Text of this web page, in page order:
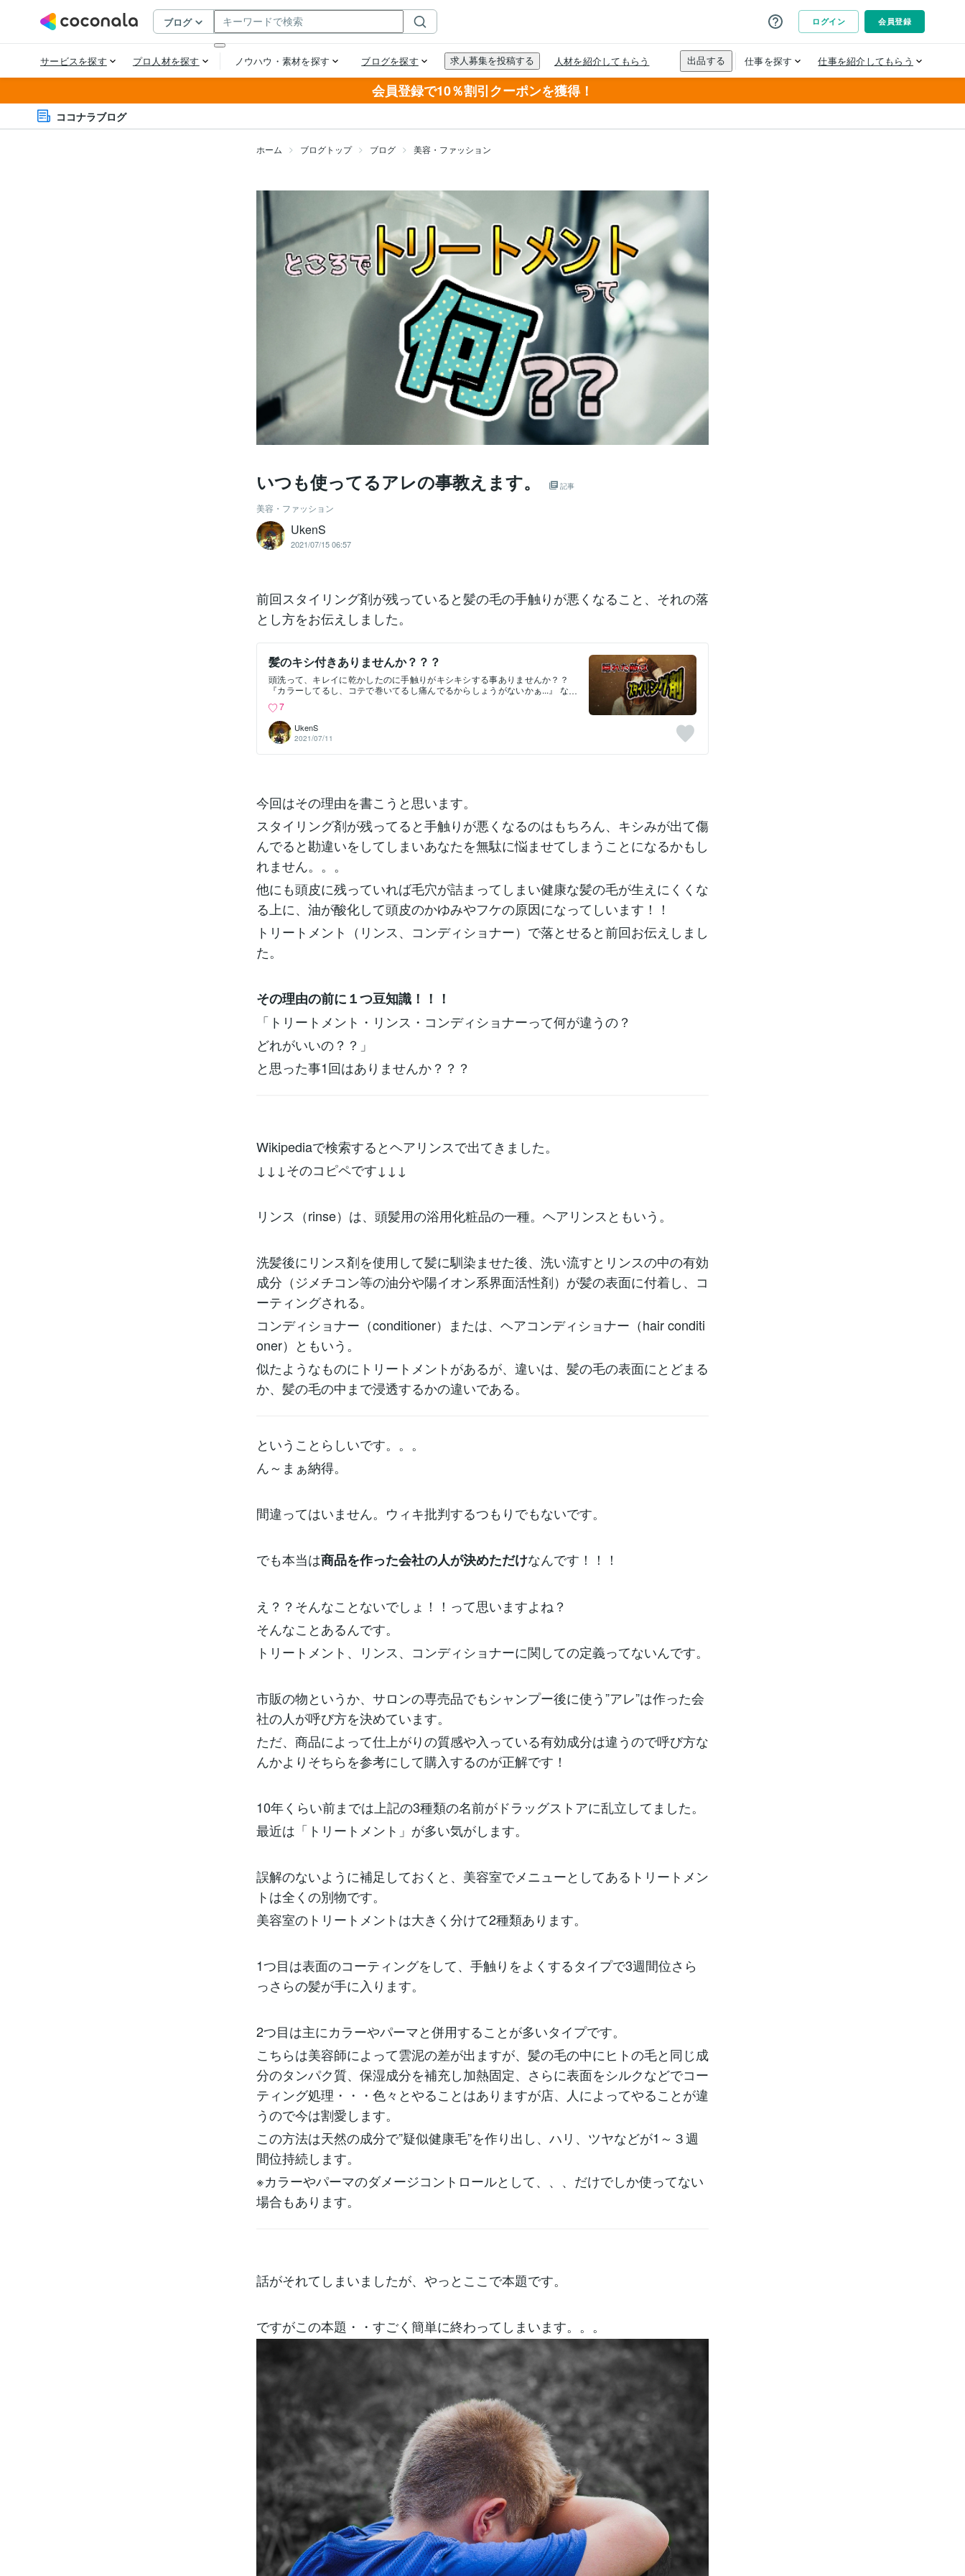
会員登録で10％割引クーポンを獲得！
ココナラブログ
ホーム ブログトップ ブログ 美容・ファッション
いつも使ってるアレの事教えます。 記事
美容・ファッション
UkenS
2021/07/15 06:57
前回スタイリング剤が残っていると髪の毛の手触りが悪くなること、それの落
とし方をお伝えしました。
髪のキシ付きありませんか？？？
頭洗って、キレイに乾かしたのに手触りがキシキシする事ありませんか？？
『カラーしてるし、コテで巻いてるし痛んでるからしょうがないかぁ...』 な
改善されるとしたら知りたいですよね？ もちろん絶対ではないです。 でもあ
なたが毎日のセットの仕上げに 《ヘアスプレー》 を使っているとしたらこの
後で紹介する方法で手触りがグンとよくなりますよ！！ 長く読むのがめんど
くさいあなたのために手触りが悪くなる[原因]や、 よくなる[理由]を説明する
前に ほとんど誰でも家にあるもので手触りを良くする！ 誰でもできるやり方
アレ）を毛先やスタイリング剤を付けた所を中心に髪にもみこむようになじ
ませます。③毛先から徐々に手グシを通していき、根元から絡まらずに毛先
まで手グシが通るようになったらシャワーでしっかり流します。④いつもと
同じようにシャンプー、トリートメントをして流します。※ここで1つ注意点※
シャンプーは髪の毛全体に泡が立ったら”頭皮”をしっかり洗ってください！ト
リートメントは根元にベッタリ付けないようにするのが”美髪”のコツです。ト
リートメントが流し切れていないとベタつきや、毛穴詰まりの原因になりま
す。⑤髪を乾かして完成です！！！※ツヤツヤに乾かすポイント※誰でも後ろ
の髪の毛のが多いので後ろの髪から乾かすのがおすすめです！ド
7
UkenS
2021/07/11
今回はその理由を書こうと思います。
スタイリング剤が残ってると手触りが悪くなるのはもちろん、キシみが出て傷
んでると勘違いをしてしまいあなたを無駄に悩ませてしまうことになるかもし
れません。。。
他にも頭皮に残っていれば毛穴が詰まってしまい健康な髪の毛が生えにくくな
る上に、油が酸化して頭皮のかゆみやフケの原因になってしいます！！
トリートメント（リンス、コンディショナー）で落とせると前回お伝えしまし
た。
その理由の前に１つ豆知識！！！
「トリートメント・リンス・コンディショナーって何が違うの？
どれがいいの？？」
と思った事1回はありませんか？？？
Wikipediaで検索するとヘアリンスで出てきました。
↓↓↓そのコピペです↓↓↓
リンス（rinse）は、頭髪用の浴用化粧品の一種。ヘアリンスともいう。
洗髪後にリンス剤を使用して髪に馴染ませた後、洗い流すとリンスの中の有効
成分（ジメチコン等の油分や陽イオン系界面活性剤）が髪の表面に付着し、コ
ーティングされる。
コンディショナー（conditioner）または、ヘアコンディショナー（hair conditi
oner）ともいう。
似たようなものにトリートメントがあるが、違いは、髪の毛の表面にとどまる
か、髪の毛の中まで浸透するかの違いである。
ということらしいです。。。
ん～まぁ納得。
間違ってはいません。ウィキ批判するつもりでもないです。
でも本当は商品を作った会社の人が決めただけなんです！！！
え？？そんなことないでしょ！！って思いますよね？
そんなことあるんです。
トリートメント、リンス、コンディショナーに関しての定義ってないんです。
市販の物というか、サロンの専売品でもシャンプー後に使う”アレ”は作った会
社の人が呼び方を決めています。
ただ、商品によって仕上がりの質感や入っている有効成分は違うので呼び方な
んかよりそちらを参考にして購入するのが正解です！
10年くらい前までは上記の3種類の名前がドラッグストアに乱立してました。
最近は「トリートメント」が多い気がします。
誤解のないように補足しておくと、美容室でメニューとしてあるトリートメン
トは全くの別物です。
美容室のトリートメントは大きく分けて2種類あります。
1つ目は表面のコーティングをして、手触りをよくするタイプで3週間位さら
っさらの髪が手に入ります。
2つ目は主にカラーやパーマと併用することが多いタイプです。
こちらは美容師によって雲泥の差が出ますが、髪の毛の中にヒトの毛と同じ成
分のタンパク質、保湿成分を補充し加熱固定、さらに表面をシルクなどでコー
ティング処理・・・色々とやることはありますが店、人によってやることが違
うので今は割愛します。
この方法は天然の成分で”疑似健康毛”を作り出し、ハリ、ツヤなどが1～３週
間位持続します。
※カラーやパーマのダメージコントロールとして、、、だけでしか使ってない
場合もあります。
話がそれてしまいましたが、やっとここで本題です。
ですがこの本題・・すごく簡単に終わってしまいます。。。